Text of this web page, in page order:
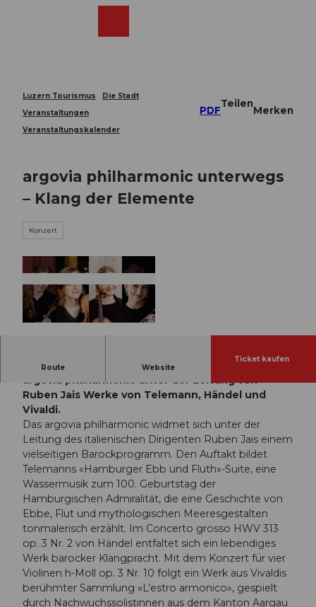
Luzern Tourismus
Die Stadt
Veranstaltungen
Veranstaltungskalender
PDF
Teilen
Merken
argovia philharmonic unterwegs
– Klang der Elemente
Konzert
Route Website
Ticket kaufen
Mit jungen Talenten aus der Region Spielt das
argovia philharmonic unter der Leitung von
Ruben Jais Werke von Telemann, Händel und
Vivaldi.
Das argovia philharmonic widmet sich unter der
Leitung des italienischen Dirigenten Ruben Jais einem
vielseitigen Barockprogramm. Den Auftakt bildet
Telemanns «Hamburger Ebb und Fluth»-Suite, eine
Wassermusik zum 100. Geburtstag der
Hamburgischen Admiralität, die eine Geschichte von
Ebbe, Flut und mythologischen Meeresgestalten
tonmalerisch erzählt. Im Concerto grosso HWV 313
op. 3 Nr. 2 von Händel entfaltet sich ein lebendiges
Werk barocker Klangpracht. Mit dem Konzert für vier
Violinen h-Moll op. 3 Nr. 10 folgt ein Werk aus Vivaldis
berühmter Sammlung «L’estro armonico», gespielt
durch Nachwuchssolistinnen aus dem Kanton Aargau